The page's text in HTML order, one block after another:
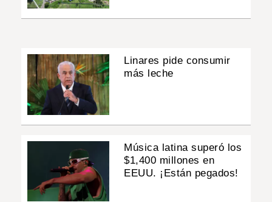
Linares pide consumir
más leche
Música latina superó los
$1,400 millones en
EEUU. ¡Están pegados!